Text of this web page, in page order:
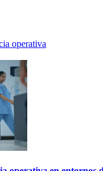
operativa